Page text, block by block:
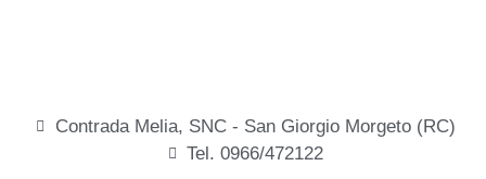
Contrada Melia, SNC - San Giorgio Morgeto (RC)
Tel. 0966/472122